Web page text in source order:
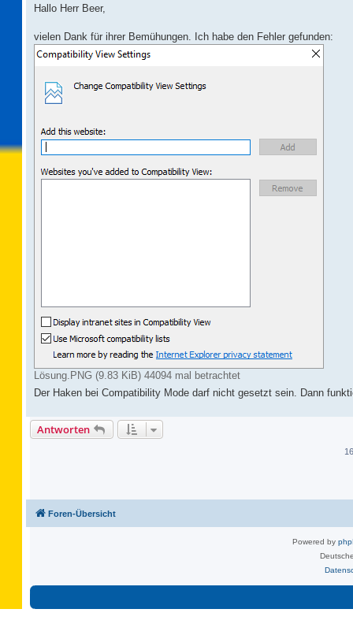
i
a
g
Hallo Herr Beer,
vielen Dank für ihrer Bemühungen. Ich habe den Fehler gefunden:
Lösung.PNG (9.83 KiB) 44094 mal betrachtet
Der Haken bei Compatibility Mode darf nicht gesetzt sein. Dann
Antworten
Foren-Übersicht
Powered by